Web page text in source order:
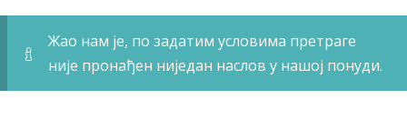
Жао нам је, по задатим условима претраге
није пронађен ниједан наслов у нашој понуди.